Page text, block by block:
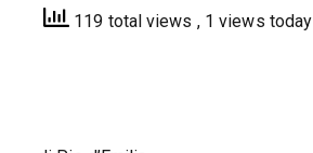
119 total views , 1 views today